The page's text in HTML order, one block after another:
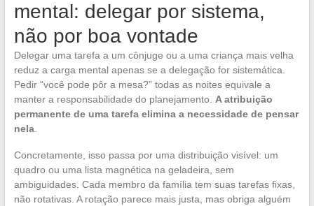
mental: delegar por sistema,
não por boa vontade
Delegar uma tarefa a um cônjuge ou a uma criança mais velha
reduz a carga mental apenas se a delegação for sistemática.
Pedir “você pode pôr a mesa?” todas as noites equivale a
manter a responsabilidade do planejamento. A atribuição
permanente de uma tarefa elimina a necessidade de pensar
nela.
Concretamente, isso passa por uma distribuição visível: um
quadro ou uma lista magnética na geladeira, sem
ambiguidades. Cada membro da família tem suas tarefas fixas,
não rotativas. A rotação parece mais justa, mas obriga alguém